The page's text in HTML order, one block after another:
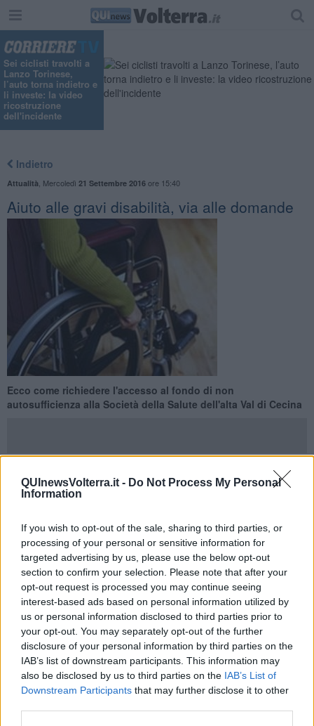
QUInewsVolterra.it - Do Not Process My Personal
Information
If you wish to opt-out of the sale, sharing to third parties, or
processing of your personal or sensitive information for
targeted advertising by us, please use the below opt-out
section to confirm your selection. Please note that after your
opt-out request is processed you may continue seeing
interest-based ads based on personal information utilized by
us or personal information disclosed to third parties prior to
your opt-out. You may separately opt-out of the further
disclosure of your personal information by third parties on the
IAB’s list of downstream participants. This information may
also be disclosed by us to third parties on the IAB’s List of
Downstream Participants that may further disclose it to other
Sei ciclisti travolti a
Lanzo Torinese,
l’auto torna indietro e
li investe: la video
ricostruzione
dell'incidente
Indietro
Attualità Mercoledì 21 Settembre 2016ore 15:40
Aiuto alle gravi disabilità, via alle domande
Ecco come richiedere l'accesso al fondo di non
autosufficienza alla Società della Salute dell'alta Val di Cecina
VOLTERRA —E’ possibile presentare la domanda
La richiesta di valutazione per l’attivazione del contributodovrà
essere redatta in carta libera allegando l’attestazione di handicap ai
sensi dell’art. 3, comma 3, L. n. 104/1992; ladichiarazione
parte del richiedente o dei familiari, della piena autonomia nella
individuazione degli assistenti personali con i quali contrarrà un
rapporto di lavoro regolare; ilmodello Isee.
La domanda dovrà essere inviata in busta chiusa con la dicitura:
Domanda Gravissime Disabilità – Zona Alta Val di Cecina, con le
seguenti modalità:
consegna a manoalla segreteria della zona Alta Val di Cecina,